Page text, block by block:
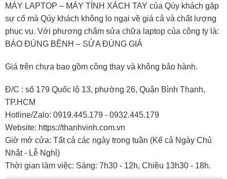
MÁY LAPTOP – MÁY TÍNH XÁCH TAY của Qúy khách gặp
sự cố mà Qúy khách không lo ngại về giá cả và chất lượng
phục vụ. Với phương châm sửa chữa laptop của công ty là:
BÁO ĐÚNG BỆNH – SỬA ĐÚNG GIÁ
Giá trên chưa bao gồm công thay và không bảo hành.
Đ/C : số 179 Quốc lộ 13, phường 26, Quận Bình Thạnh,
TP.HCM
Hotline/Zalo: 0919.445.179 - 0932.445.179
Website: https://thanhvinh.com.vn
Giờ mở cửa: Tất cả các ngày trong tuần (Kể cả Ngày Chủ
Nhật - Lễ Nghỉ)
Thời gian làm việc: Sáng: 7h30 - 12h, Chiều 13h30 - 18h.